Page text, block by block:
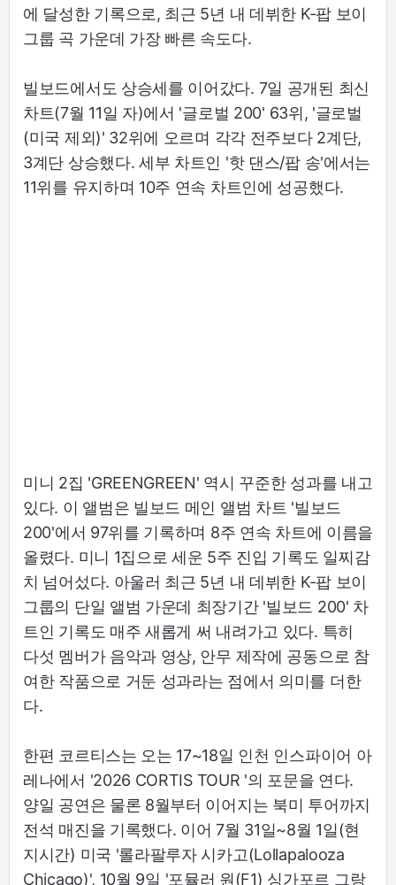
에 달성한 기록으로, 최근 5년 내 데뷔한 K-팝 보이
그룹 곡 가운데 가장 빠른 속도다.
빌보드에서도 상승세를 이어갔다. 7일 공개된 최신
차트(7월 11일 자)에서 '글로벌 200' 63위, '글로벌
(미국 제외)' 32위에 오르며 각각 전주보다 2계단,
3계단 상승했다. 세부 차트인 '핫 댄스/팝 송'에서는
11위를 유지하며 10주 연속 차트인에 성공했다.
미니 2집 'GREENGREEN' 역시 꾸준한 성과를 내고
있다. 이 앨범은 빌보드 메인 앨범 차트 '빌보드
200'에서 97위를 기록하며 8주 연속 차트에 이름을
올렸다. 미니 1집으로 세운 5주 진입 기록도 일찌감
치 넘어섰다. 아울러 최근 5년 내 데뷔한 K-팝 보이
그룹의 단일 앨범 가운데 최장기간 '빌보드 200' 차
트인 기록도 매주 새롭게 써 내려가고 있다. 특히
다섯 멤버가 음악과 영상, 안무 제작에 공동으로 참
여한 작품으로 거둔 성과라는 점에서 의미를 더한
다.
한편 코르티스는 오는 17~18일 인천 인스파이어 아
레나에서 '2026 CORTIS TOUR '의 포문을 연다.
양일 공연은 물론 8월부터 이어지는 북미 투어까지
전석 매진을 기록했다. 이어 7월 31일~8월 1일(현
지시간) 미국 '롤라팔루자 시카고(Lollapalooza
Chicago)', 10월 9일 '포뮬러 원(F1) 싱가포르 그랑